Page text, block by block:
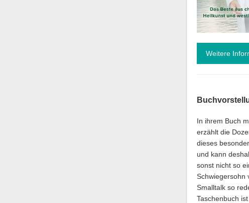
Weitere
In ihrem Buch
erzählt die
dieses
und kann
sonst nicht so
Schwiegersohn
Smalltalk so
Taschenbuch